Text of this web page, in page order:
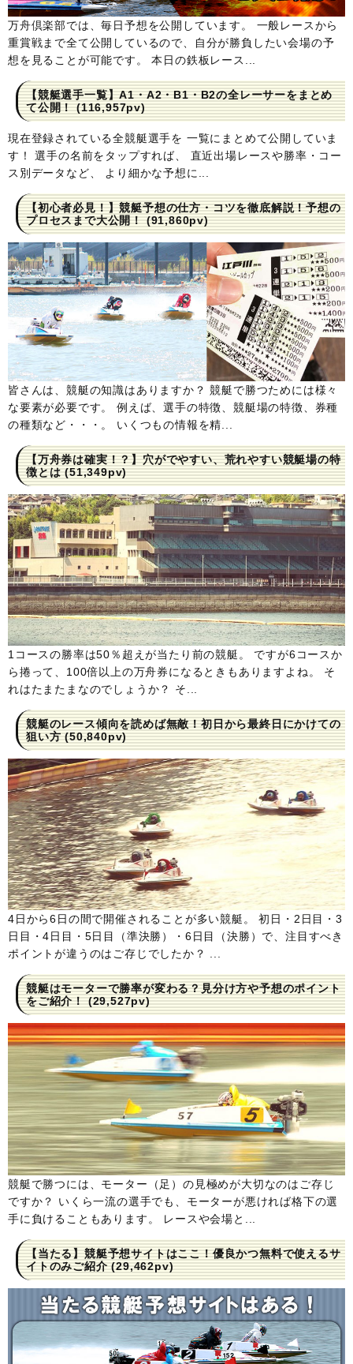
万舟倶楽部では、毎日予想を公開しています。 一般レースから
重賞戦まで全て公開しているので、自分が勝負したい会場の予
想を見ることが可能です。 本日の鉄板レース...
【競艇選手一覧】A1・A2・B1・B2の全レーサーをまとめ
て公開！(116,957pv)
現在登録されている全競艇選手を 一覧にまとめて公開していま
す！ 選手の名前をタップすれば、 直近出場レースや勝率・コー
ス別データなど、 より細かな予想に...
【初心者必見！】競艇予想の仕方・コツを徹底解説！予想の
プロセスまで大公開！(91,860pv)
皆さんは、競艇の知識はありますか？ 競艇で勝つためには様々
な要素が必要です。 例えば、選手の特徴、競艇場の特徴、券種
の種類など・・・。 いくつもの情報を精...
【万舟券は確実！？】穴がでやすい、荒れやすい競艇場の特
徴とは(51,349pv)
1コースの勝率は50％超えが当たり前の競艇。 ですが6コースか
ら捲って、100倍以上の万舟券になるときもありますよね。 そ
れはたまたまなのでしょうか？ そ...
競艇のレース傾向を読めば無敵！初日から最終日にかけての
狙い方(50,840pv)
4日から6日の間で開催されることが多い競艇。 初日・2日目・3
日目・4日目・5日目（準決勝）・6日目（決勝）で、注目すべき
ポイントが違うのはご存じでしたか？ ...
競艇はモーターで勝率が変わる？見分け方や予想のポイント
をご紹介！(29,527pv)
競艇で勝つには、モーター（足）の見極めが大切なのはご存じ
ですか？ いくら一流の選手でも、モーターが悪ければ格下の選
手に負けることもあります。 レースや会場と...
【当たる】競艇予想サイトはここ！優良かつ無料で使えるサ
イトのみご紹介(29,462pv)